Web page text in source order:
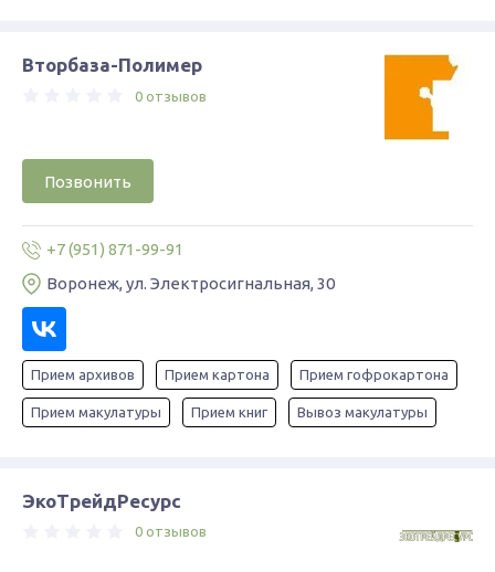
Вторбаза-Полимер
0 отзывов
Позвонить
+7 (951) 871-99-91
Воронеж, ул. Электросигнальная, 30
Прием архивов Прием картона Прием гофрокартона
Прием макулатуры Прием книг Вывоз макулатуры
ЭкоТрейдРесурс
0 отзывов